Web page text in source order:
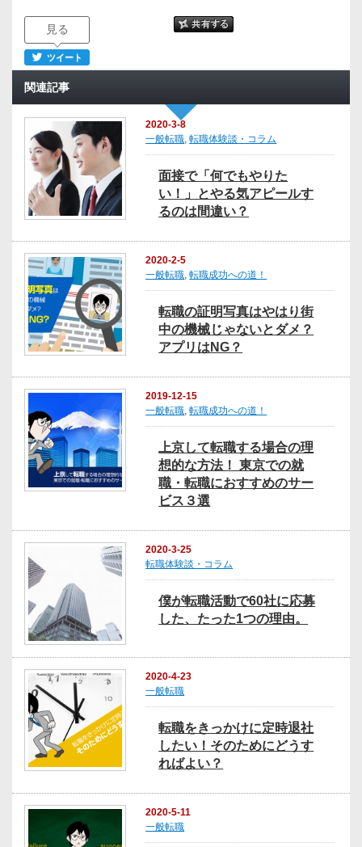
見る
ツイート
関連記事
2020-3-8
一般転職,転職体験談・コラム
面接で「何でもやりた
い！」とやる気アピールす
るのは間違い？
2020-2-5
一般転職,転職成功への道！
転職の証明写真はやはり街
中の機械じゃないとダメ？
アプリはNG？
2019-12-15
一般転職,転職成功への道！
上京して転職する場合の理
想的な方法！ 東京での就
職・転職におすすめのサー
ビス３選
2020-3-25
転職体験談・コラム
僕が転職活動で60社に応募
した、たった1つの理由。
2020-4-23
一般転職
転職をきっかけに定時退社
したい！そのためにどうす
ればよい？
2020-5-11
一般転職